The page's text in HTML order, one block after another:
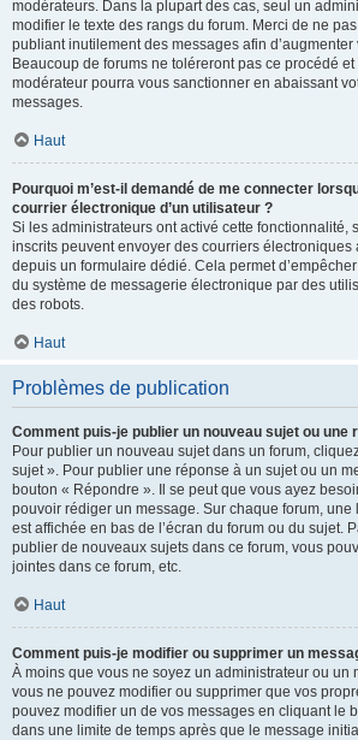
modérateurs. Dans la plupart des cas, seul un
modifier le texte des rangs du forum. Merci de ne
publiant inutilement des messages afin
Beaucoup de forums ne toléreront pas ce procédé
modérateur pourra vous sanctionner en abaissant
messages.
Haut
Pourquoi m’est-il demandé de me connecter
courrier électronique d’un utilisateur ?
Si les administrateurs ont activé cette fonctionnalité,
inscrits peuvent envoyer des courriers électroniques
depuis un formulaire dédié. Cela permet
du système de messagerie électronique par des
des robots.
Haut
Problèmes de publication
Comment puis-je publier un nouveau sujet ou une
Pour publier un nouveau sujet dans un forum,
sujet ». Pour publier une réponse à un sujet ou un
bouton « Répondre ». Il se peut que vous ayez
pouvoir rédiger un message. Sur chaque forum, une
est affichée en bas de l’écran du forum ou du sujet.
publier de nouveaux sujets dans ce forum, vous
jointes dans ce forum, etc.
Haut
Comment puis-je modifier ou supprimer un
À moins que vous ne soyez un administrateur ou un
vous ne pouvez modifier ou supprimer que vos
pouvez modifier un de vos messages en cliquant le
dans une limite de temps après que le message